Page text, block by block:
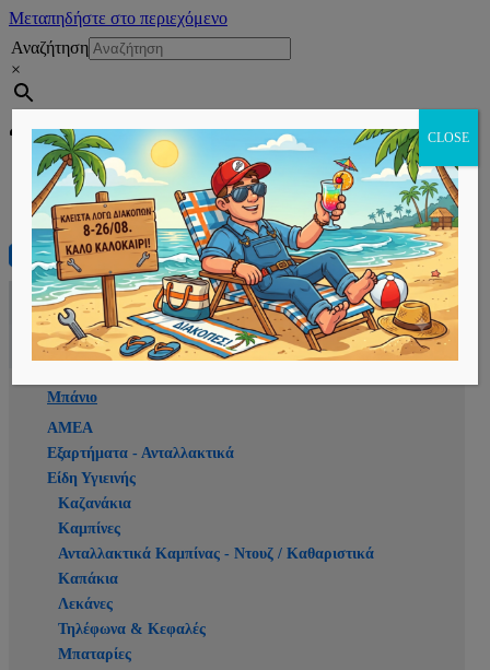
Μεταπηδήστε στο περιεχόμενο
Αναζήτηση
×
Εγγραφή
Αρχική
E-shop
Μπάνιο
ΑΜΕΑ
Εξαρτήματα - Ανταλλακτικά
Είδη Υγιεινής
Καζανάκια
Καμπίνες
Ανταλλακτικά Καμπίνας - Ντουζ / Καθαριστικά
Καπάκια
Λεκάνες
Τηλέφωνα & Κεφαλές
Μπαταρίες
CLOSE